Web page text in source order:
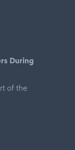
During
of the